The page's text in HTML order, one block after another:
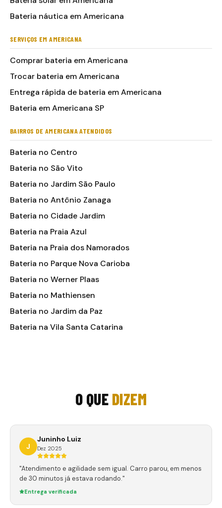
Bateria náutica em Americana
SERVIÇOS EM AMERICANA
Comprar bateria em Americana
Trocar bateria em Americana
Entrega rápida de bateria em Americana
Bateria em Americana SP
BAIRROS DE AMERICANA ATENDIDOS
Bateria no Centro
Bateria no São Vito
Bateria no Jardim São Paulo
Bateria no Antônio Zanaga
Bateria no Cidade Jardim
Bateria na Praia Azul
Bateria na Praia dos Namorados
Bateria no Parque Nova Carioba
Bateria no Werner Plaas
Bateria no Mathiensen
Bateria no Jardim da Paz
Bateria na Vila Santa Catarina
O QUE DIZEM
J
Juninho Luiz
Dez 2025
"Atendimento e agilidade sem igual. Carro parou, em menos
de 30 minutos já estava rodando."
Entrega verificada